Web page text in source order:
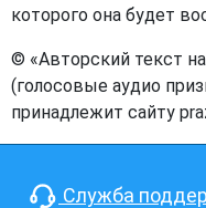
которого она будет
© «Авторский текст
(голосовые аудио
принадлежит сайту
Служба